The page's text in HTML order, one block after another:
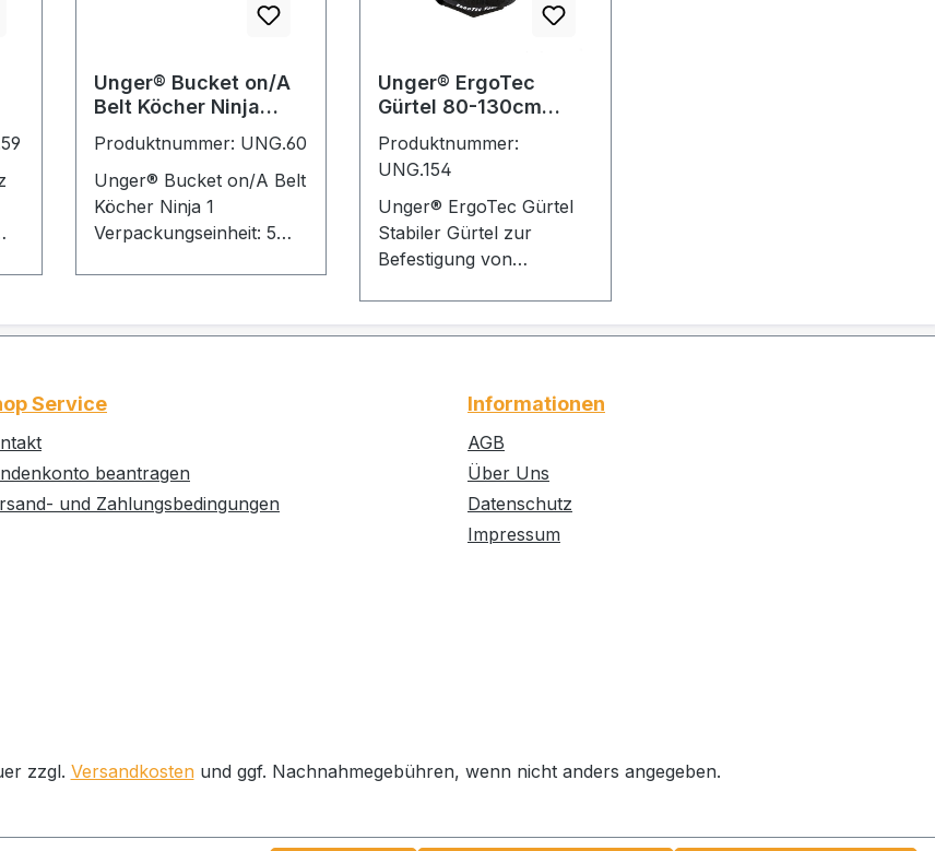
Unger® Bucket on/A
Belt Köcher Ninja
Produktnummer: UNG.60
Unger® Bucket on/A Belt
Köcher Ninja 1
Verpackungseinheit: 5
Unger® ErgoTec
Gürtel 80-130cm
Produktnummer:
UNG.154
Unger® ErgoTec Gürtel
Stabiler Gürtel zur
Befestigung von
Schnellverschluss. 80-
Service
beantragen
und Zahlungsbedingungen
Informationen
AGB
Über Uns
Datenschutz
Impressum
zzgl. Versandkostenund ggf. Nachnahmegebühren, wenn nicht anders angegeben.